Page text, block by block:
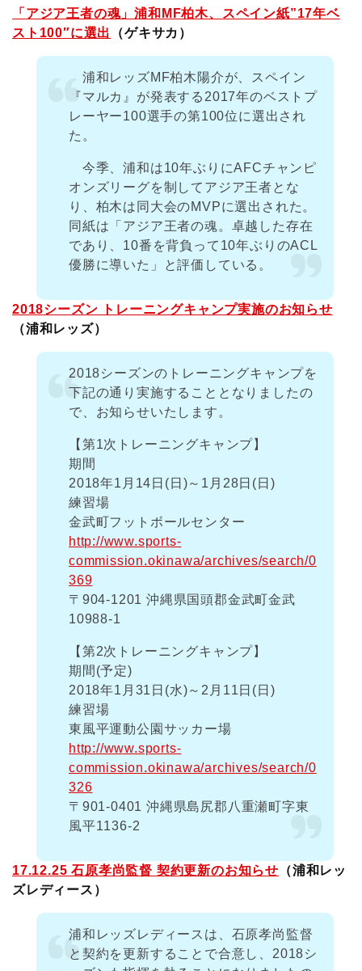
b n
t
L
k
「アジア王者の魂」浦和MF柏木、スペイン紙”17年ベ
スト100″に選出
（ゲキサカ）
浦和レッズMF柏木陽介が、スペイン
『マルカ』が発表する2017年のベストプ
レーヤー100選手の第100位に選出され
た。
今季、浦和は10年ぶりにAFCチャンピ
オンズリーグを制してアジア王者とな
り、柏木は同大会のMVPに選出された。
同紙は「アジア王者の魂。卓越した存在
であり、10番を背負って10年ぶりのACL
優勝に導いた」と評価している。
2018シーズン トレーニングキャンプ実施のお知らせ
（浦和レッズ）
2018シーズンのトレーニングキャンプを
下記の通り実施することとなりましたの
で、お知らせいたします。
【第1次トレーニングキャンプ】
期間
2018年1月14日(日)～1月28日(日)
練習場
金武町フットボールセンター
http://www.sports-
commission.okinawa/archives/search/0
369
〒904-1201 沖縄県国頭郡金武町金武
10988-1
【第2次トレーニングキャンプ】
期間(予定)
2018年1月31日(水)～2月11日(日)
練習場
東風平運動公園サッカー場
http://www.sports-
commission.okinawa/archives/search/0
326
〒901-0401 沖縄県島尻郡八重瀬町字東
風平1136-2
17.12.25 石原孝尚監督 契約更新のお知らせ （浦和レッ
ズレディース）
浦和レッズレディースは、石原孝尚監督
と契約を更新することで合意し、2018シ